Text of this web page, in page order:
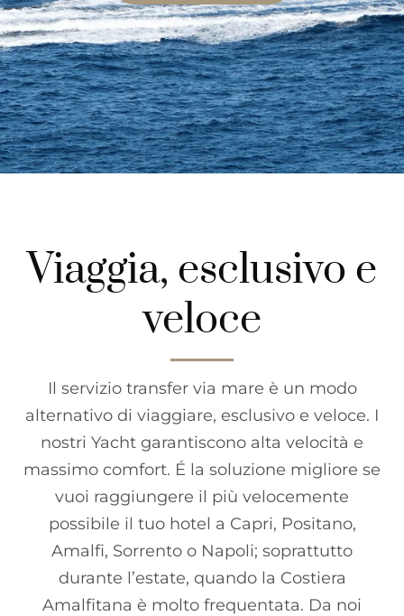
Viaggia, esclusivo e
veloce
Il servizio transfer via mare è un modo
alternativo di viaggiare, esclusivo e veloce. I
nostri Yacht garantiscono alta velocità e
massimo comfort. É la soluzione migliore se
vuoi raggiungere il più velocemente
possibile il tuo hotel a Capri, Positano,
Amalfi, Sorrento o Napoli; soprattutto
durante l’estate, quando la Costiera
Amalfitana è molto frequentata. Da noi